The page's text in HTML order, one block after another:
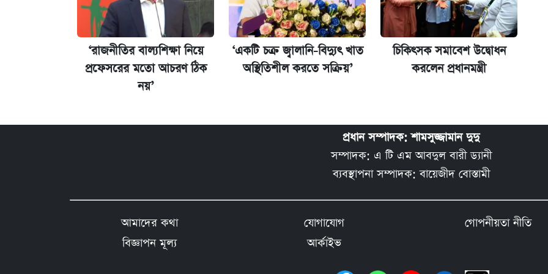
‘রাজনীতির বাল্যশিক্ষা নিয়ে
প্রফেসরের মতো আচরণ ঠিক
নয়’
‘একটি চক্র জ্বালানি-বিদ্যুৎ খাত
অস্থিতিশীল করতে সক্রিয়’
চিকিৎসক সমাবেশ উদ্বোধন
করলেন প্রধানমন্ত্রী
প্রধান সম্পাদক: শামসুজ্জামান দুদু
সম্পাদক: এ টি এম আবদুল বারী ড্যানী
ব্যবস্থাপনা সম্পাদক: বায়েজীদ বোস্তামী
আমাদের কথা যোগাযোগ গোপনীয়তা নীতি
বিজ্ঞাপন মূল্য
আর্কাইভ